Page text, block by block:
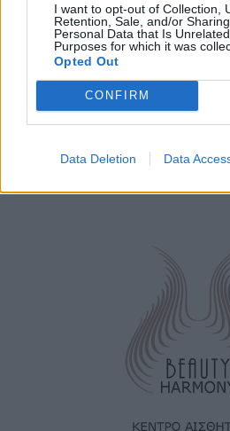
I want to opt-out of Collection,
Retention, Sale, and/or
Personal Data that Is
Purposes for which it was
Opted Out
CONFIRM
Data Deletion Data